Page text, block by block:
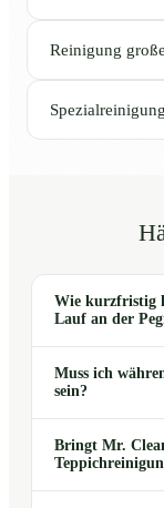
Reinigung
Spezialreinigung
Wie kurzfristig
Lauf an der
Muss ich
sein?
Bringt Mr.